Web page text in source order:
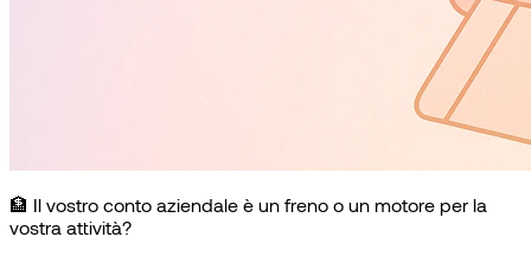
🏦 Il vostro conto aziendale è un freno o un motore per la
vostra attività?